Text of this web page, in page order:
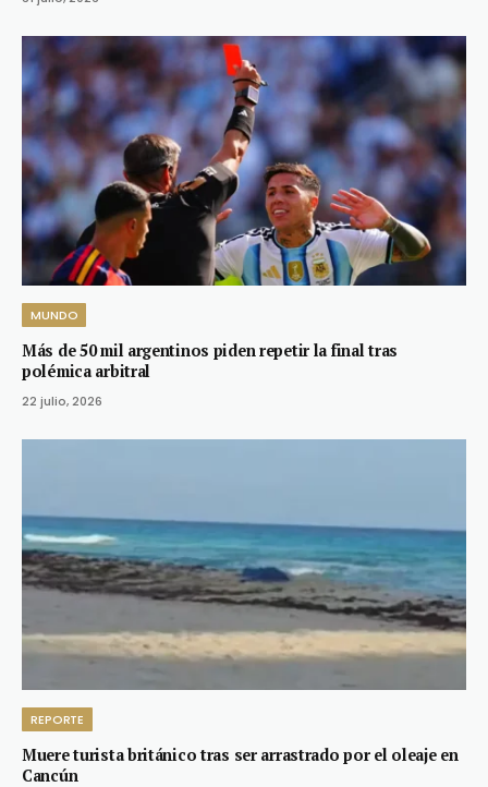
MUNDO
Más de 50 mil argentinos piden repetir la final tras
polémica arbitral
22 julio, 2026
REPORTE
Muere turista británico tras ser arrastrado por el oleaje en
Cancún